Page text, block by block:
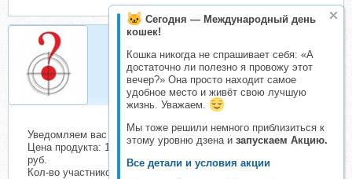
Сегодня — Международный день
кошек!
Кошка никогда не спрашивает себя: «А
достаточно ли полезно я провожу этот
вечер?» Она просто находит самое
удобное место и живёт свою лучшую
жизнь. Уважаем.
Мы тоже решили немного приблизиться к
этому уровню дзена и запускаем Акцию.
Все детали и условия акции
Zander
Организатор складчин
Уведомляем вас о начале сбора взносов.
Цена продукта: 13000 руб. Взнос с каждого участника: 257
руб.
Кол-во участников в основном списке: 1 чел.